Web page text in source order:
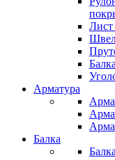
Лист
Арматура
Балка